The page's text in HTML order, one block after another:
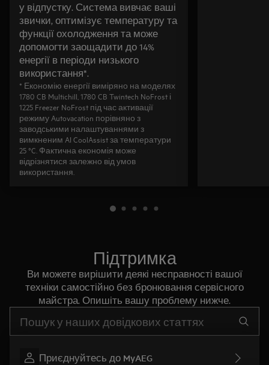
у відпустку. Система вивчає ваші
звички, оптимізує температуру та
функції охолодження та може
допомогти заощадити до 14%
енергії в періоди низького
використання*.
* Економію енергії виміряно на моделях
1780 CB Multichill, 1780 CB Twintech NoFrost і
1225 Freezer NoFrost під час активації
режиму Autovacation порівняно з
заводськими налаштуваннями з
вимкненим AI CoolAssist за температури
25 °C. Фактична економія може
відрізнятися залежно від умов
використання.
Підтримка
Ви можете вирішити деякі несправності вашої
техніки самостійно без бронювання сервісного
майстра. Опишіть вашу проблему нижче.
Приєднуйтесь до MyAEG